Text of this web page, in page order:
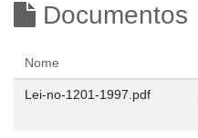
Documentos
Nome
Lei-no-1201-1997.pdf